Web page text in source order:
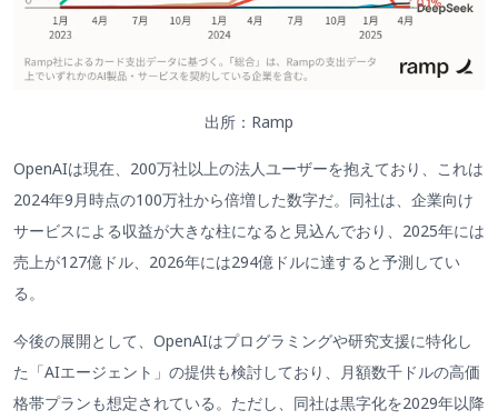
出所：Ramp
OpenAIは現在、200万社以上の法人ユーザーを抱えており、これは
2024年9月時点の100万社から倍増した数字だ。同社は、企業向け
サービスによる収益が大きな柱になると見込んでおり、2025年には
売上が127億ドル、2026年には294億ドルに達すると予測してい
る。
今後の展開として、OpenAIはプログラミングや研究支援に特化し
た「AIエージェント」の提供も検討しており、月額数千ドルの高価
格帯プランも想定されている。ただし、同社は黒字化を2029年以降